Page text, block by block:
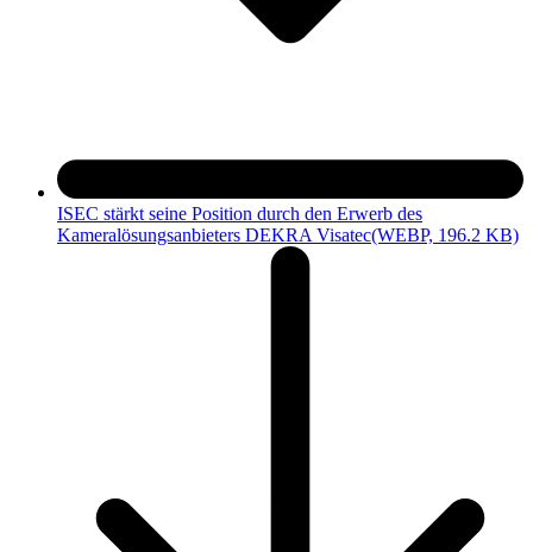
ISEC stärkt seine Position durch den Erwerb des
Kameralösungsanbieters DEKRA Visatec(WEBP, 196.2 KB)